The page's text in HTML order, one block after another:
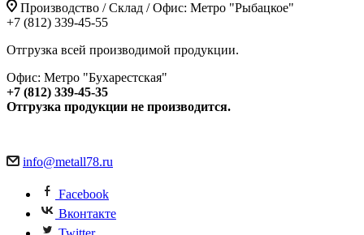
Производство / Склад / Офис: Метро "Рыбацкое"
+7 (812) 339-45-55
Отгрузка всей производимой продукции.
Офис: Метро "Бухарестская"
+7 (812) 339-45-35
Отгрузка продукции не производится.
info@metall78.ru
Facebook
Вконтакте